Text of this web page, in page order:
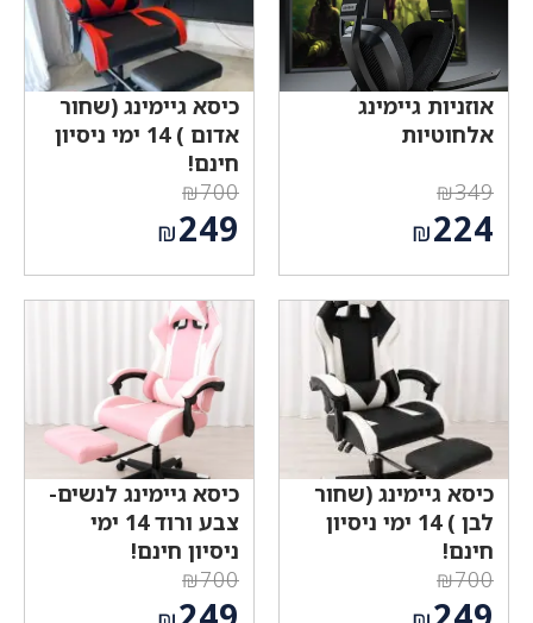
אוזניות גיימינג
אלחוטיות
₪349
המחיר
המקורי
היה:
₪349.
₪224
הנוכחי
כיסא גיימינג (שחור
אדום ) 14 ימי ניסיון
חינם!
₪700
המחיר
המקורי
היה:
₪700.
₪249
הנוכחי
הוא:
₪249.
כיסא גיימינג (שחור
לבן ) 14 ימי ניסיון
חינם!
₪700
המחיר
כיסא גיימינג לנשים-
צבע ורוד 14 ימי
ניסיון חינם!
₪700
המחיר